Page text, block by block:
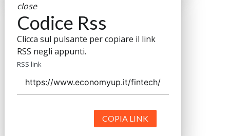
close
Codice Rss
Clicca sul pulsante per copiare il link
RSS negli appunti.
RSS link
COPIA LINK